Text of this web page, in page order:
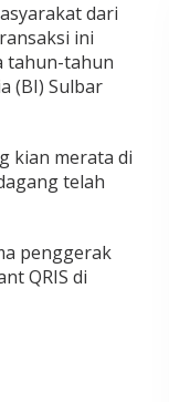
dari
ini
tahun-tahun
(BI) Sulbar
kian merata di
telah
penggerak
QRIS di